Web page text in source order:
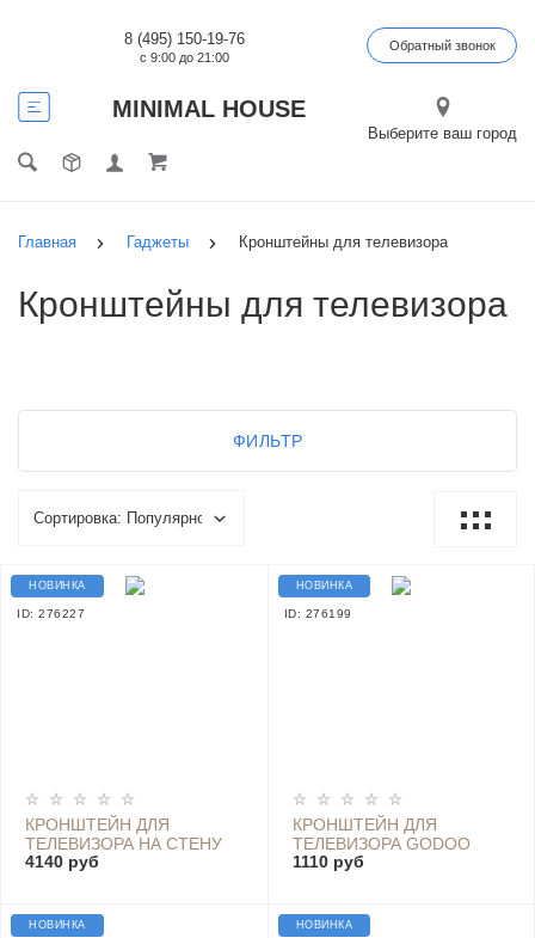
MINIMAL HOUSE
8 (495) 150-19-76
с 9:00 до 21:00
Обратный звонок
Выберите ваш город
Главная Гаджеты Кронштейны для телевизора
Кронштейны для телевизора
ФИЛЬТР
НОВИНКА
ID: 276227
КРОНШТЕЙН ДЛЯ
ТЕЛЕВИЗОРА НА СТЕНУ
ПОВОРОТНЫЙ GODOO
4140 руб
НОВИНКА
ID: 276199
КРОНШТЕЙН ДЛЯ
ТЕЛЕВИЗОРА GODOO
MH78-446
1110 руб
НОВИНКА НОВИНКА